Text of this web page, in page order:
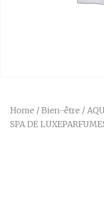
Home / Bien-être /
SPA DE